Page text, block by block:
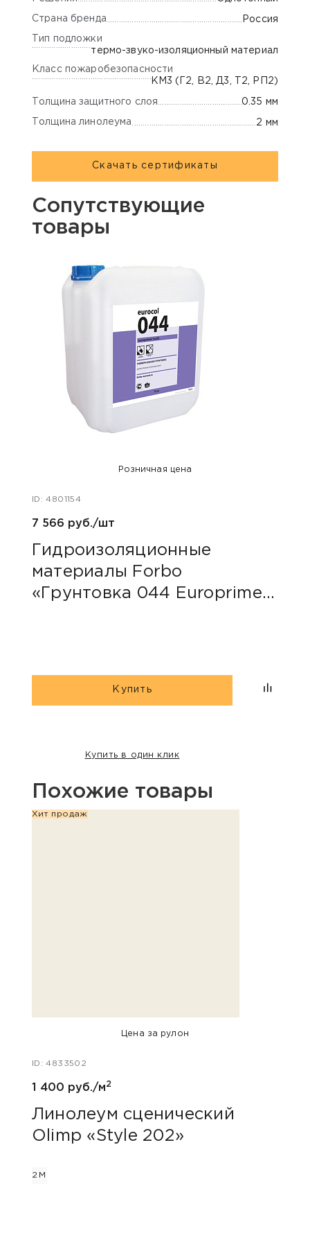
Страна бренда Россия
Тип подложки
термо-звуко-изоляционный материал
Класс пожаробезопасности
КМ3 (Г2, В2, Д3, Т2, РП2)
Толщина защитного слоя 0.35 мм
Толщина линолеума 2 мм
Скачать сертификаты
Сопутствующие
товары
Розничная цена
ID: 4801154
7 566 руб./шт
Гидроизоляционные
материалы Forbo
«Грунтовка 044 Europrimer
Купить
Купить в один клик
Похожие товары
Хит продаж
Цена за рулон
ID: 4833502
1 400 руб./м2
Линолеум сценический
Olimp «Style 202»
2М